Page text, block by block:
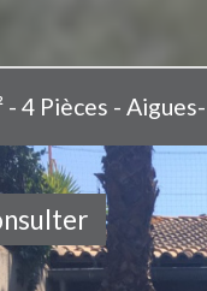
- 4 Pièces -